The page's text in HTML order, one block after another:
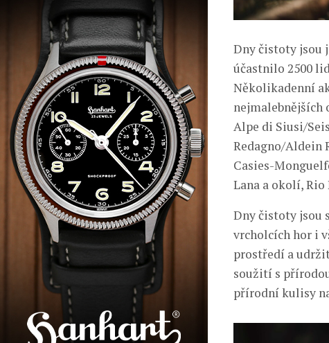
Dny čistoty jsou
účastnilo 2500
Několikadenní
nejmalebnějších
Alpe di Siusi/
Redagno/Aldein
Casies-
Lana a okolí, Rio
Dny čistoty jsou
vrcholcích hor i
prostředí a
soužití s
přírodní kulisy